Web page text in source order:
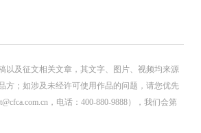
以及征文相关文章，其文字、图片、视频均来源
方；如涉及未经许可使用作品的问题，请您优先
，电话：400-880-9888），我们会第